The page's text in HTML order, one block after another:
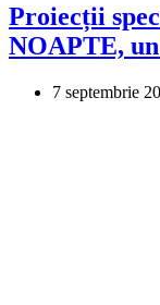
Proiecții
NOAPTE,
7 septembrie